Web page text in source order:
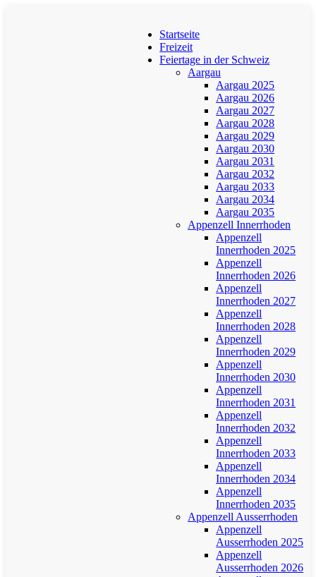
Startseite
Freizeit
Feiertage in der Schweiz
Aargau
Aargau 2025
Aargau 2026
Aargau 2027
Aargau 2028
Aargau 2029
Aargau 2030
Aargau 2031
Aargau 2032
Aargau 2033
Aargau 2034
Aargau 2035
Appenzell Innerrhoden
Appenzell
Innerrhoden 2025
Appenzell
Innerrhoden 2026
Appenzell
Innerrhoden 2027
Appenzell
Innerrhoden 2028
Appenzell
Innerrhoden 2029
Appenzell
Innerrhoden 2030
Appenzell
Innerrhoden 2031
Appenzell
Innerrhoden 2032
Appenzell
Innerrhoden 2033
Appenzell
Innerrhoden 2034
Appenzell
Innerrhoden 2035
Appenzell Ausserrhoden
Appenzell
Ausserrhoden 2025
Appenzell
Ausserrhoden 2026